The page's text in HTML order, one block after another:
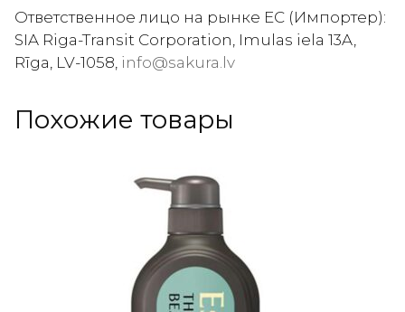
Ответственное лицо на рынке ЕС (Импортер):
SIA Riga-Transit Corporation, Imulas iela 13A,
Rīga, LV-1058, info@sakura.lv
Похожие товары